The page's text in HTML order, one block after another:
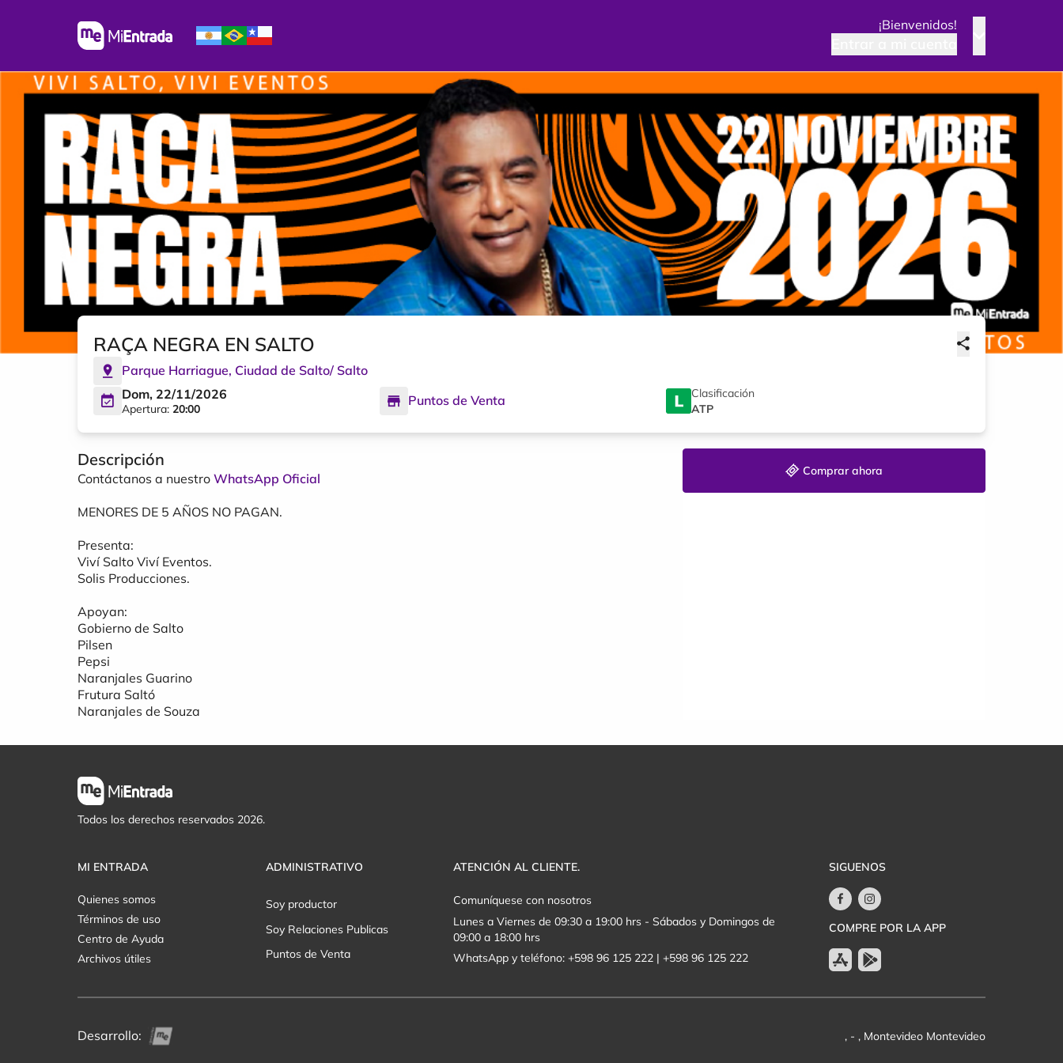
¡Bienvenidos!
RAÇA NEGRA EN SALTO
Parque Harriague, Ciudad de Salto/ Salto
Dom, 22/11/2026
Apertura: 20:00
Puntos de Venta
Clasificación
ATP
Descripción
Contáctanos a nuestro WhatsApp Oficial
MENORES DE 5 AÑOS NO PAGAN.
Presenta:
Viví Salto Viví Eventos.
Solis Producciones.
Apoyan:
Gobierno de Salto
Pilsen
Pepsi
Naranjales Guarino
Frutura Saltó
Naranjales de Souza
Comprar ahora
Todos los derechos reservados 2026.
MI ENTRADA
Quienes somos
Términos de uso
Centro de Ayuda
Archivos útiles
ADMINISTRATIVO
Soy productor
Soy Relaciones Publicas
Puntos de Venta
ATENCIÓN AL CLIENTE.
Comuníquese con nosotros
Lunes a Viernes de 09:30 a 19:00 hrs - Sábados y Domingos de
09:00 a 18:00 hrs
WhatsApp y teléfono: +598 96 125 222 | +598 96 125 222
SIGUENOS
COMPRE POR LA APP
Desarrollo: , - , Montevideo Montevideo